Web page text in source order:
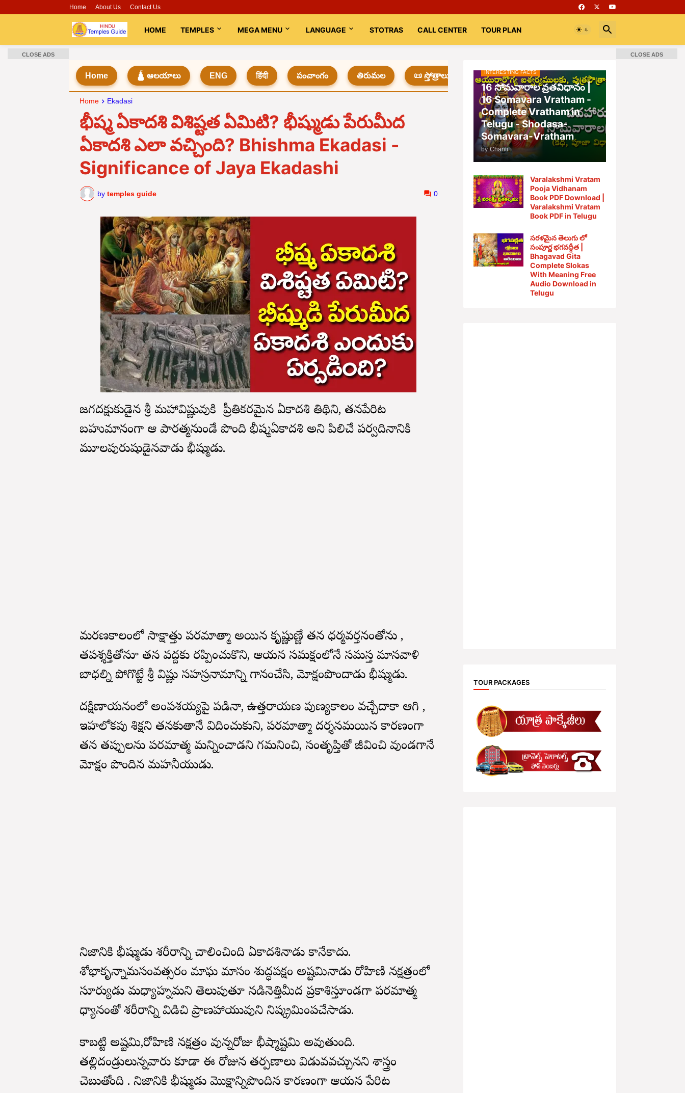
Home About Us Contact Us
HOME TEMPLES MEGA MENU LANGUAGE STOTRAS CALL CENTER TOUR PLAN
Home 🛕 ఆలయాలు ENG हिंदी పంచాంగం తిరుమల 📜 స్తోత్రాలు 📚 Books Rooms భగవద్గీత
Home Ekadasi
భీష్మ ఏకాదశి విశిష్టత ఏమిటి? భీష్ముడు పేరుమీద
ఏకాదశి ఎలా వచ్చింది? Bhishma Ekadasi -
Significance of Jaya Ekadashi
by temples guide 0
జగద్రక్షుకుడైన శ్రీ మహావిష్ణువుకి ప్రీతికరమైన ఏకాదశి తిథిని, తనపేరిట
బహుమానంగా ఆ పారత్మనుండే పొంది భీష్మఏకాదశి అని పిలిచే పర్వదినానికి
మూలపురుషుడైనవాడు భీష్ముడు.
మరణకాలంలో సాక్షాత్తు పరమాత్మా అయిన కృష్ణుణ్ణే తన ధర్మవర్తనంతోను ,
తపశ్శక్తితోనూ తన వద్దకు రప్పించుకొని, ఆయన సమక్షంలోనే సమస్త మానవాళి
బాధల్ని పోగొట్టే శ్రీ విష్ణు సహస్రనామాన్ని గానంచేసి, మోక్షంపొందాడు భీష్ముడు.
దక్షిణాయనంలో అంపశయ్యపై పడినా, ఉత్తరాయణ పుణ్యకాలం వచ్చేదాకా ఆగి ,
ఇహలోకపు శిక్షని తనకుతానే విదించుకుని, పరమాత్మా దర్శనమయిన కారణంగా
తన తప్పులను పరమాత్మ మన్నించాడని గమనించి, సంతృప్తితో జీవించి వుండగానే
మోక్షం పొందిన మహనీయుడు.
నిజానికి భీష్ముడు శరీరాన్ని చాలించింది ఏకాదశినాడు కానేకాదు.
శోభాకృన్నామసంవత్సరం మాఘ మాసం శుద్ధపక్షం అష్టమినాడు రోహిణి నక్షత్రంలో
సూర్యుడు మధ్యాహ్నమని తెలుపుతూ నడినెత్తిమీద ప్రకాశిస్తూండగా పరమాత్మ
ధ్యానంతో శరీరాన్ని విడిచి ప్రాణహాయువుని నిష్క్రమింపచేసాడు.
కాబట్టి అష్టమి,రోహిణి నక్షత్రం వున్నరోజు భీష్మాష్టమి అవుతుంది.
తల్లిదండ్రులున్నవారు కూడా ఈ రోజున తర్పణాలు విడువవచ్చునని శాస్త్రం
చెబుతోంది . నిజానికి భీష్ముడు మొక్షాన్నిపొందిన కారణంగా ఆయన పేరిట
INTERESTING FACTS
16 సోమవారాల వ్రతవిధానం |
16 Somavara Vratham -
Complete Vratham in
Telugu - Shodasa-
Somavara-Vratham
by Chanti
Varalakshmi Vratam
Pooja Vidhanam
Book PDF Download |
Varalakshmi Vratam
Book PDF in Telugu
సరళమైన తెలుగు లో
సంపూర్ణ భగవద్గీత |
Bhagavad Gita
Complete Slokas
With Meaning Free
Audio Download in
Telugu
TOUR PACKAGES
CLOSE ADS CLOSE ADS